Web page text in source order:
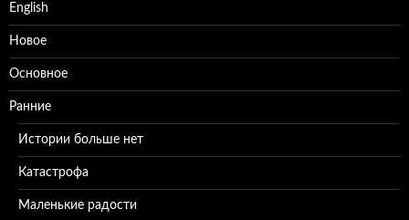
English
Новое
Основное
Ранние
Истории больше нет
Катастрофа
Маленькие радости